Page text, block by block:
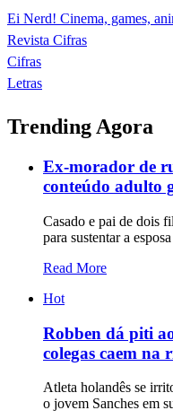
Ei Nerd! Cinema, games,
Revista Cifras
Cifras
Letras
Trending Agora
Ex-morador de
conteúdo adulto
Casado e pai de dois
para sustentar a
Read More
Hot
Robben dá piti
colegas caem na
Atleta holandês se
o jovem Sanches em